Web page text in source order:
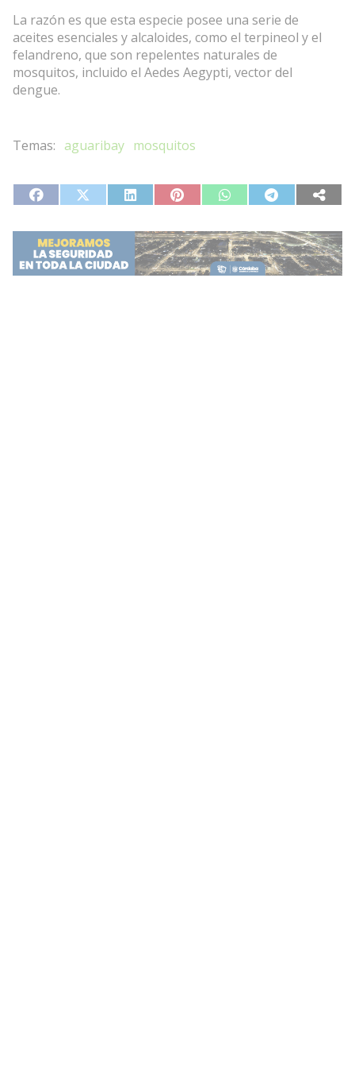
La razón es que esta especie posee una serie de
aceites esenciales y alcaloides, como el terpineol y el
felandreno, que son repelentes naturales de
mosquitos, incluido el Aedes Aegypti, vector del
dengue.
aguaribay mosquitos